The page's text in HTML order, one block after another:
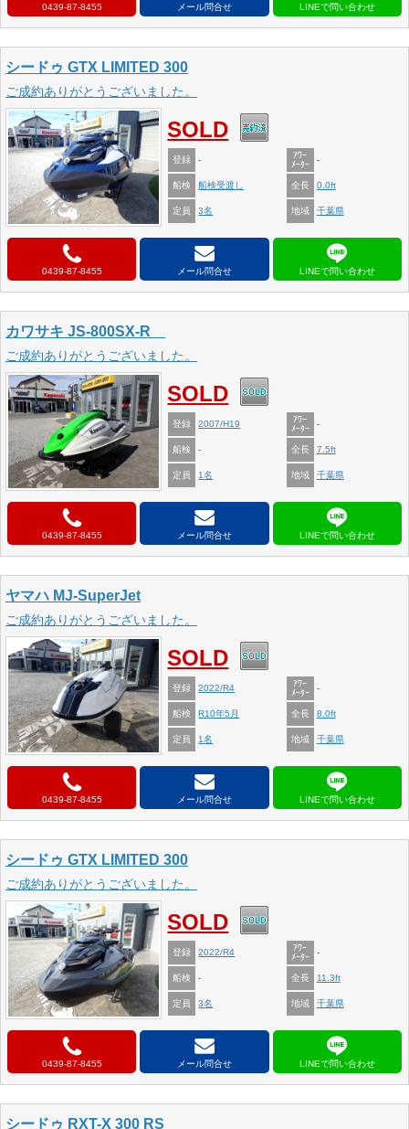
0439-87-8455 メール問合せ
シードゥ GTX LIMITED 300
ご成約ありがとうございました。
SOLD
登録 -
ｱﾜｰ
ﾒｰﾀｰ
-
船検 船検受渡し 全長 0.0ft
定員 3名 地域 千葉県
0439-87-8455 メール問合せ
カワサキ JS-800SX-R
ご成約ありがとうございました。
SOLD
登録 2007/H19
ｱﾜｰ
ﾒｰﾀｰ
-
船検 - 全長 7.5ft
定員 1名 地域 千葉県
0439-87-8455 メール問合せ
ヤマハ MJ-SuperJet
ご成約ありがとうございました。
SOLD
登録 2022/R4
ｱﾜｰ
ﾒｰﾀｰ
-
船検 R10年5月 全長 8.0ft
定員 1名 地域 千葉県
0439-87-8455 メール問合せ
シードゥ GTX LIMITED 300
ご成約ありがとうございました。
SOLD
登録 2022/R4
ｱﾜｰ
ﾒｰﾀｰ
-
船検 - 全長 11.3ft
定員 3名 地域 千葉県
0439-87-8455 メール問合せ
シードゥ RXT-X 300 RS